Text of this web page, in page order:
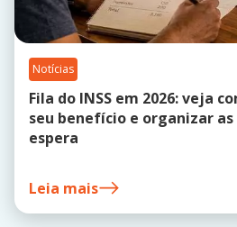
Notícias
Fila do INSS em 2026: veja
seu benefício e organizar
espera
Leia mais